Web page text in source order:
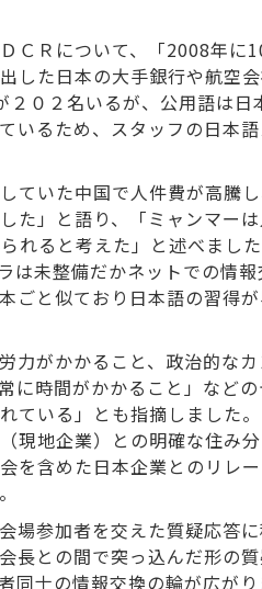
ＣＲについて、「2008年に
した日本の大手銀行や航空
０２名いるが、公用語は
いるため、スタッフの日本
ていた中国で人件費が高騰
」と語り、「ミャンマー
れると考えた」と述べまし
は未整備だかネットでの情
と似ており日本語の習得
がかかること、政治的な
に時間がかかること」など
ている」とも指摘しました
現地企業）との明確な住み
を含めた日本企業とのリレ
場参加者を交えた質疑応答
との間で突っ込んだ形の
士の情報交換の輪が広がり